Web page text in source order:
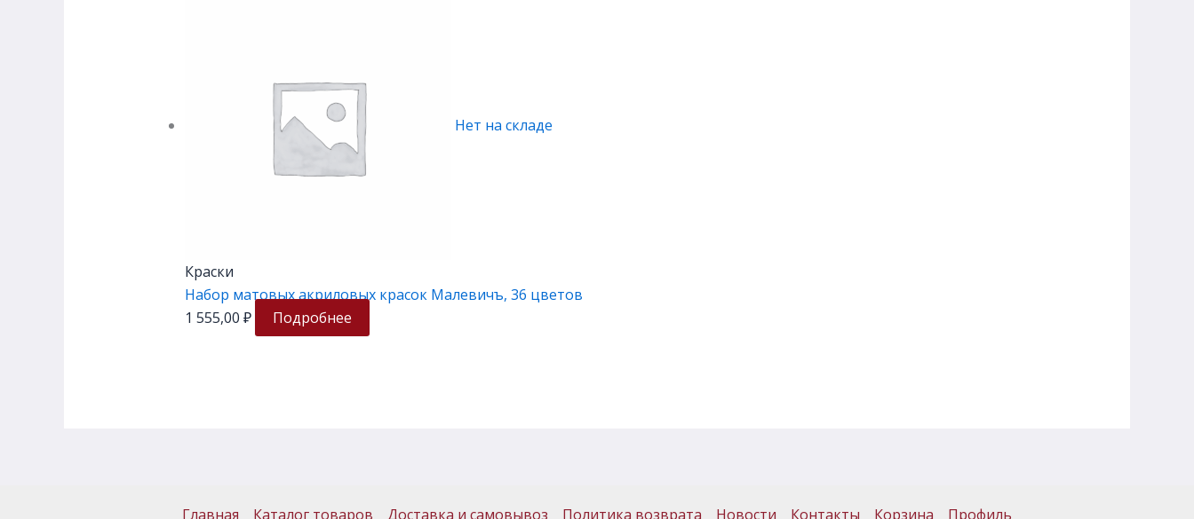
Нет на складе
Краски
Набор матовых акриловых красок Малевичъ, 36 цветов
1 555,00 ₽ Подробнее
Главная Каталог товаров Доставка и самовывоз Политика возврата Новости Контакты Корзина Профиль